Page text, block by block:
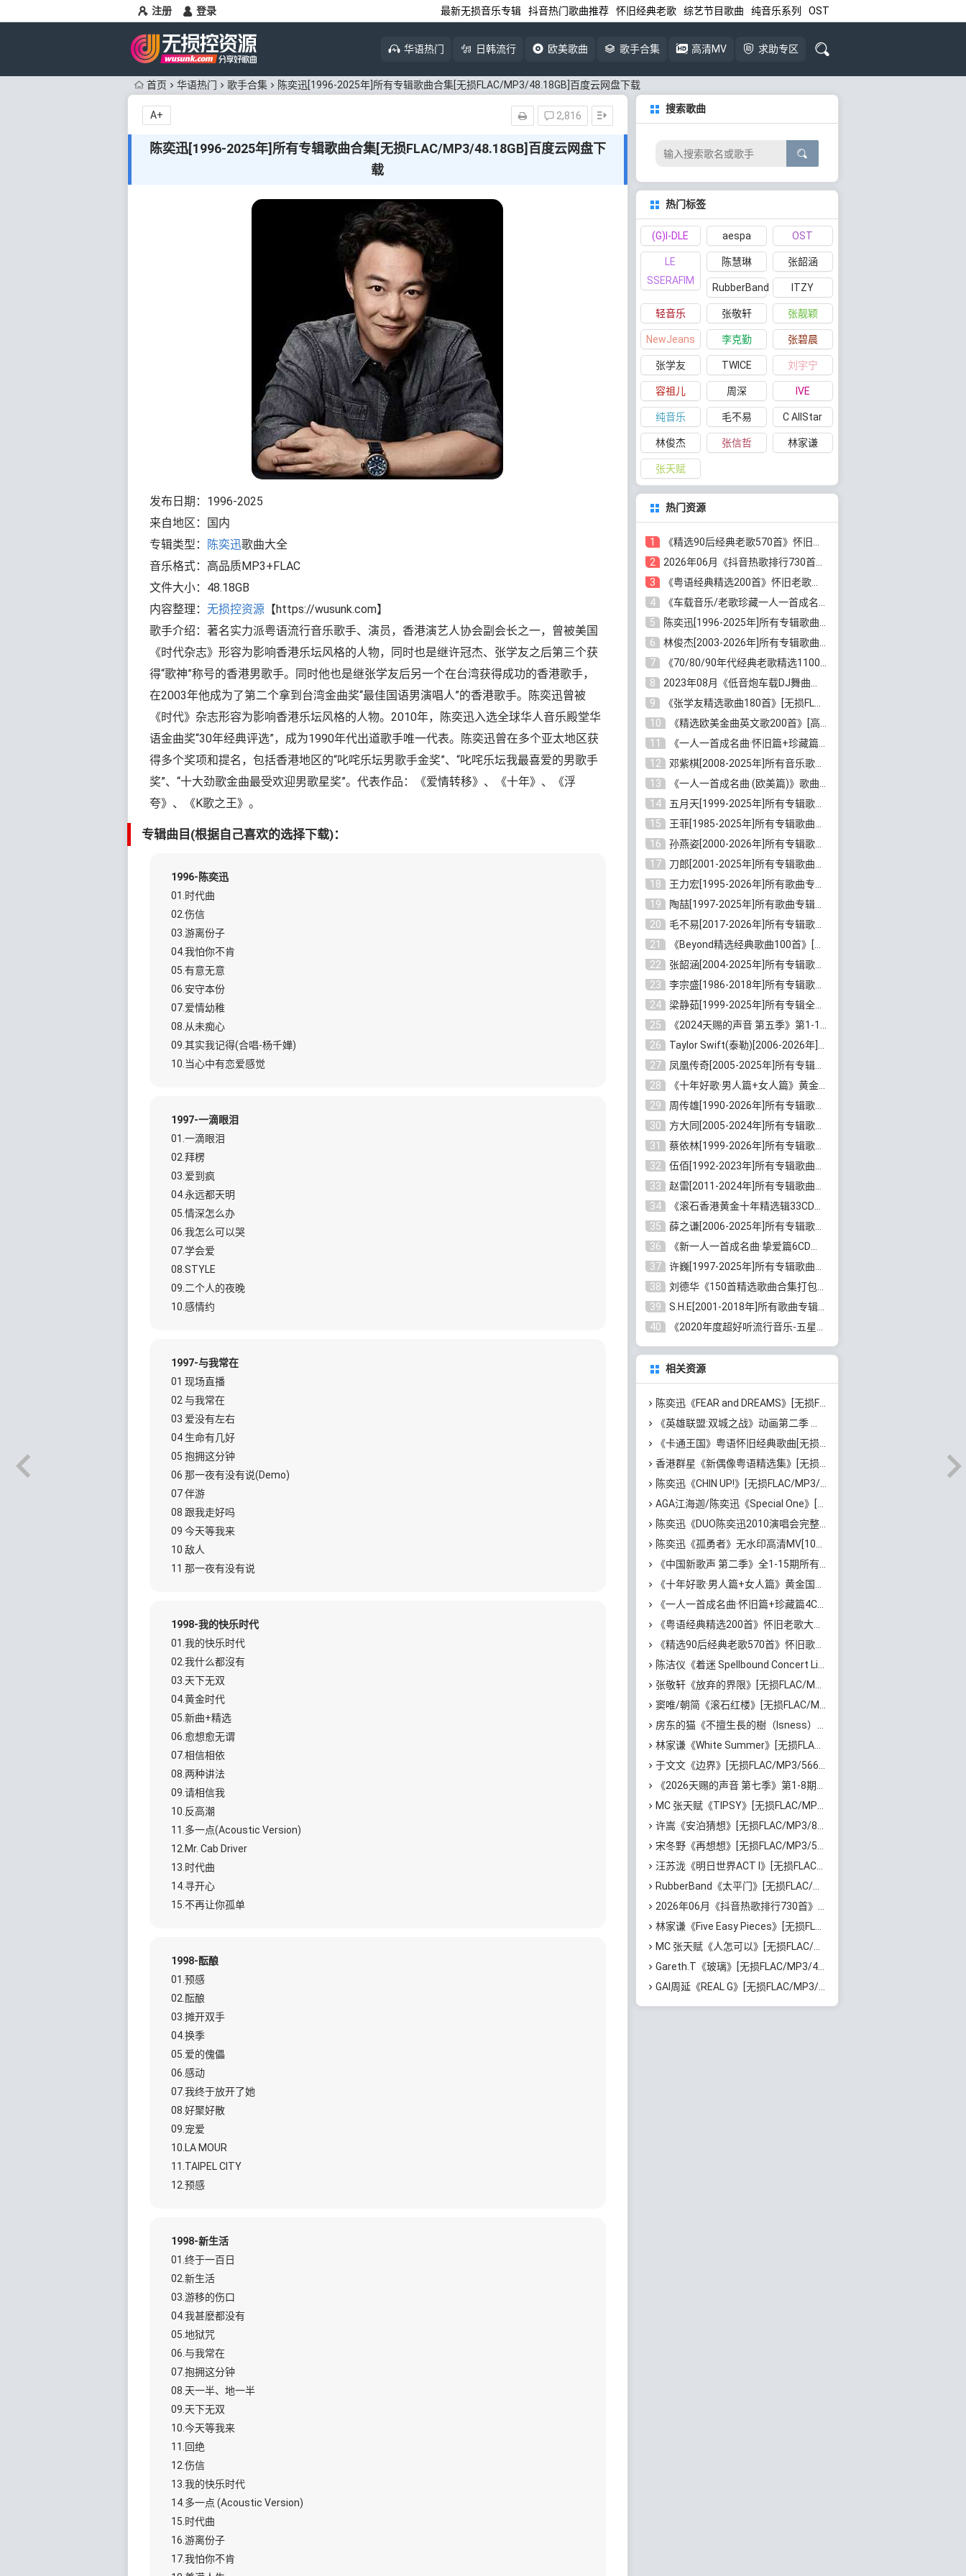
注册 登录 最新无损音乐专辑 抖音热门歌曲推荐 怀旧经典老歌 综艺节目歌曲 纯音乐系列 OST
华语热门 日韩流行 欧美歌曲 歌手合集 高清MV 求助专区
首页 华语热门 歌手合集 陈奕迅[1996-2025年]所有专辑歌曲合集[无损FLAC/MP3/48.18GB]百度云网盘下载
陈奕迅[1996-2025年]所有专辑歌曲合集[无损FLAC/MP3/48.18GB]百度云网盘下
载
2,816
A+
发布日期：1996-2025
来自地区：国内
专辑类型：
陈奕迅歌曲大全
音乐格式：高品质MP3+FLAC
文件大小：48.18GB
内容整理： 无损控资源 【https://wusunk.com】
歌手介绍：著名实力派粤语流行音乐歌手、演员，香港演艺人协会副会长之一，曾被美国
《时代杂志》形容为影响香港乐坛风格的人物，同时也是继许冠杰、张学友之后第三个获
得“歌神”称号的香港男歌手。同时他也是继张学友后另一个在台湾获得成功的香港歌手，
在2003年他成为了第二个拿到台湾金曲奖“最佳国语男演唱人”的香港歌手。陈奕迅曾被
《时代》杂志形容为影响香港乐坛风格的人物。2010年，陈奕迅入选全球华人音乐殿堂华
语金曲奖“30年经典评选”，成为1990年代出道歌手唯一代表。陈奕迅曾在多个亚太地区获
得多个奖项和提名，包括香港地区的“叱咤乐坛男歌手金奖”、“叱咤乐坛我最喜爱的男歌手
奖”、“十大劲歌金曲最受欢迎男歌星奖”。代表作品：《爱情转移》、《十年》、《浮
夸》、《K歌之王》。
专辑曲目(根据自己喜欢的选择下载)：
1996-陈奕迅
01.时代曲
02.伤信
03.游离份子
04.我怕你不肯
05.有意无意
06.安守本份
07.爱情幼稚
08.从未痴心
09.其实我记得(合唱-杨千嬅)
10.当心中有恋爱感觉
1997-一滴眼泪
01.一滴眼泪
02.拜楞
03.爱到疯
04.永远都天明
05.情深怎么办
06.我怎么可以哭
07.学会爱
08.STYLE
09.二个人的夜晚
10.感情约
1997-与我常在
01 现场直播
02 与我常在
03 爱没有左右
04 生命有几好
05 抱拥这分钟
06 那一夜有没有说(Demo)
07 伴游
08 跟我走好吗
09 今天等我来
10 敌人
11 那一夜有没有说
1998-我的快乐时代
01.我的快乐时代
02.我什么都沒有
03.天下无双
04.黄金时代
05.新曲+精选
06.愈想愈无谓
07.相信相依
08.两种讲法
09.请相信我
10.反高潮
11.多一点(Acoustic Version)
12.Mr. Cab Driver
13.时代曲
14.寻开心
15.不再让你孤单
1998-酝酿
01.预感
02.酝酿
03.摊开双手
04.换季
05.爱的傀儡
06.感动
07.我终于放开了她
08.好聚好散
09.宠爱
10.LA MOUR
11.TAIPEL CITY
12.预感
1998-新生活
01.终于一百日
02.新生活
03.游移的伤口
04.我甚麽都没有
05.地狱咒
06.与我常在
07.抱拥这分钟
08.天一半、地一半
09.天下无双
10.今天等我来
11.回绝
12.伤信
13.我的快乐时代
14.多一点 (Acoustic Version)
15.时代曲
16.游离份子
17.我怕你不肯
搜索歌曲
热门标签
(G)I-DLE aespa OST
LE
SSERAFIM
陈慧琳 张韶涵
RubberBand ITZY
轻音乐 张敬轩 张靓颖
NewJeans 李克勤 张碧晨
张学友 TWICE 刘宇宁
容祖儿 周深 IVE
纯音乐 毛不易 C AllStar
林俊杰 张信哲 林家谦
张天赋
热门资源
1
《精选90后经典老歌570首》怀旧歌曲合集[高品质MP3/320K/5.44GB]百度云网盘下载
2
2026年06月《抖音热歌排行730首》最火热门歌曲整理[高品质MP3/320K/5.35GB]百度云网盘下载
3
《粤语经典精选200首》怀旧老歌大全[无损FLAC/MP3/6.77GB]百度云网盘下载
4
《车载音乐/老歌珍藏一人一首成名曲12CD》[无损WAV分轨+MP3/6.79GB]百度云网盘下载
5
陈奕迅[1996-2025年]所有专辑歌曲合集[无损FLAC/MP3/48.18GB]百度云网盘下载
6
林俊杰[2003-2026年]所有专辑歌曲全集[无损FLAC/MP3/13.05GB]百度云网盘下载
7
《70/80/90年代经典老歌精选1100首》[高品质MP3/320K/10GB]百度云网盘下载
8
2023年08月《低音炮车载DJ舞曲排行360首》劲爆歌曲合集[高品质MP3/320K/2.86GB]百度云网盘下载
9
《张学友精选歌曲180首》[无损FLAC/MP3/6.26GB]百度云网盘下载
10
《精选欧美金曲英文歌200首》[高品质MP3/320K/1.81GB]百度云网盘下载
11
《一人一首成名曲·怀旧篇+珍藏篇4CD》[无损WAV/DTS+高品质MP3/6.88GB]百度云网盘下载
12
邓紫棋[2008-2025年]所有音乐歌曲合集[无损FLAC/MP3/8.99GB]百度云网盘下载
13
《一人一首成名曲 (欧美篇)》歌曲合集打包[无损WAV/MP3/6.13GB]百度云网盘下载
14
五月天[1999-2025年]所有专辑歌曲合集打包[无损FLAC/MP3/23.84GB]百度云网盘下载
15
王菲[1985-2025年]所有专辑歌曲合集[无损FLAC/WAV/APE分轨+MP3/23.06GB]百度云网盘下载
16
孙燕姿[2000-2026年]所有专辑歌曲合集[无损FLAC/MP3/9.73GB]百度云网盘下载
17
刀郎[2001-2025年]所有专辑歌曲合集打包[无损FLAC/MP3/8.91GB]百度云网盘下载
18
王力宏[1995-2026年]所有歌曲专辑合集[无损FLAC/MP3/14.41GB]百度云网盘下载
19
陶喆[1997-2025年]所有歌曲专辑合集[无损FLAC/MP3/7.75GB]百度云网盘下载
20
毛不易[2017-2026年]所有专辑歌曲合集[无损FLAC/MP3/5.72GB]百度云网盘下载
21
《Beyond精选经典歌曲100首》[无损FLAC/MP3/3.85GB]百度云网盘下载
22
张韶涵[2004-2025年]所有专辑歌曲合集 [无损MP3/FLAC/7.5GB]百度云网盘下载
23
李宗盛[1986-2018年]所有专辑歌曲合集打包[无损FLAC/MP3/8.82GB]百度云网盘下载
24
梁静茹[1999-2025年]所有专辑全部歌曲打包[无损FLAC/MP3/10.71GB]百度云网盘下载
25
《2024天赐的声音 第五季》第1-12期歌曲[无损FLAC/MP3]百度云网盘下载
26
Taylor Swift(泰勒)[2006-2026年]所有歌曲合集打包[无损FLAC/MP3/23.78GB]百度云网盘下载
27
凤凰传奇[2005-2025年]所有专辑歌曲合集[无损WAV/FLAC+MP3/11.62GB]百度云网盘下载
28
《十年好歌·男人篇+女人篇》黄金国语珍藏6CD[无损WAV/MP3/4.09GB]百度云网盘下载
29
周传雄[1990-2026年]所有专辑歌曲全集[无损FLAC/MP3/10GB]百度云网盘下载
30
方大同[2005-2024年]所有专辑歌曲合集[高品质MP3+无损FLAC/7.59GB]百度云网盘下载
31
蔡依林[1999-2026年]所有专辑歌曲合集[无损FLAC/MP3/23.32GB]百度云网盘下载
32
伍佰[1992-2023年]所有专辑歌曲合集[高品质MP3/320K/3.92GB]百度云网盘下载
33
赵雷[2011-2024年]所有专辑歌曲打包[无损FLAC/MP3/2.64GB]百度云网盘下载
34
《滚石香港黄金十年精选辑33CD》[无损APE/WAV分轨/13.6GB]百度云网盘下载
35
薛之谦[2006-2025年]所有专辑歌曲合集[无损FLAC/MP3/5.20GB]百度云网盘下载
36
《新一人一首成名曲·挚爱篇6CD》[无损MP3/DTS/WAV分轨/4.43GB]百度云网盘下载
37
许巍[1997-2025年]所有专辑歌曲合集打包[无损FLAC/MP3/7.48GB]百度云网盘下载
38
刘德华《150首精选歌曲合集打包》[无损FLAC/MP3/5.26GB]百度云网盘下载
39
S.H.E[2001-2018年]所有歌曲专辑打包[无损FLAC/MP3/16.05GB]百度云网盘下载
40
《2020年度超好听流行音乐-五星珍藏版10CD》[无损WAV/MP3/6.77GB]百度云网盘下载
相关资源
陈奕迅《FEAR and DREAMS》[无损FLAC/MP3/3.09GB]百度云网盘下载
《英雄联盟:双城之战》动画第二季 原声带[无损FLAC/MP3/572MB]百度云网盘下载
《卡通王国》粤语怀旧经典歌曲[无损FLAC/MP3/1.69GB]百度云网盘下载
香港群星《新偶像粤语精选集》[无损WAV/MP3/4.53GB]百度云网盘下载
陈奕迅《CHIN UP!》[无损FLAC/MP3/440MB]百度云网盘下载
AGA江海迦/陈奕迅《Special One》[无损FLAC/MP3/66MB]百度云网盘下载
陈奕迅《DUO陈奕迅2010演唱会完整版》无水印高清[蓝光1080P/MP4/19GB]百度云网盘下载
陈奕迅《孤勇者》无水印高清MV[1080P/MP4/101MB]百度云网盘下载
《中国新歌声 第二季》全1-15期所有歌曲合集[无损FLAC/MP3/6.35GB]百度云网盘下载
《十年好歌·男人篇+女人篇》黄金国语珍藏6CD[无损WAV/MP3/4.09GB]百度云网盘下载
《一人一首成名曲·怀旧篇+珍藏篇4CD》[无损WAV/DTS+高品质MP3/6.88GB]百度云网盘下载
《粤语经典精选200首》怀旧老歌大全[无损FLAC/MP3/6.77GB]百度云网盘下载
《精选90后经典老歌570首》怀旧歌曲合集[高品质MP3/320K/5.44GB]百度云网盘下载
陈洁仪《着迷 Spellbound Concert Live Recording: 10th Anniversary (Live)》[无损FLAC/MP3/671MB]百度云网盘下载
张敬轩《放弃的界限》[无损FLAC/MP3/54MB]百度云网盘下载
窦唯/朝简《滚石红楼》[无损FLAC/MP3/576MB]百度云网盘下载
房东的猫《不擅生長的樹（Isness）》[无损FLAC/MP3/252MB]百度云网盘下载
林家谦《White Summer》[无损FLAC/MP3/1.81GB]百度云网盘下载
于文文《边界》[无损FLAC/MP3/566MB]百度云网盘下载
《2026天赐的声音 第七季》第1-8期歌曲[无损FLAC/MP3]百度云网盘下载
MC 张天赋《TIPSY》[无损FLAC/MP3/43MB]百度云网盘下载
许嵩《安泊猜想》[无损FLAC/MP3/801MB]百度云网盘下载
宋冬野《再想想》[无损FLAC/MP3/513MB]百度云网盘下载
汪苏泷《明日世界ACT I》[无损FLAC/MP3/861MB]百度云网盘下载
RubberBand《太平门》[无损FLAC/MP3/50MB]百度云网盘下载
2026年06月《抖音热歌排行730首》最火热门歌曲整理[高品质MP3/320K/5.35GB]百度云网盘下载
林家谦《Five Easy Pieces》[无损FLAC/MP3/223MB]百度云网盘下载
MC 张天赋《人怎可以》[无损FLAC/MP3/65MB]百度云网盘下载
Gareth.T《玻璃》[无损FLAC/MP3/46MB]百度云网盘下载
GAI周延《REAL G》[无损FLAC/MP3/729MB]百度云网盘下载